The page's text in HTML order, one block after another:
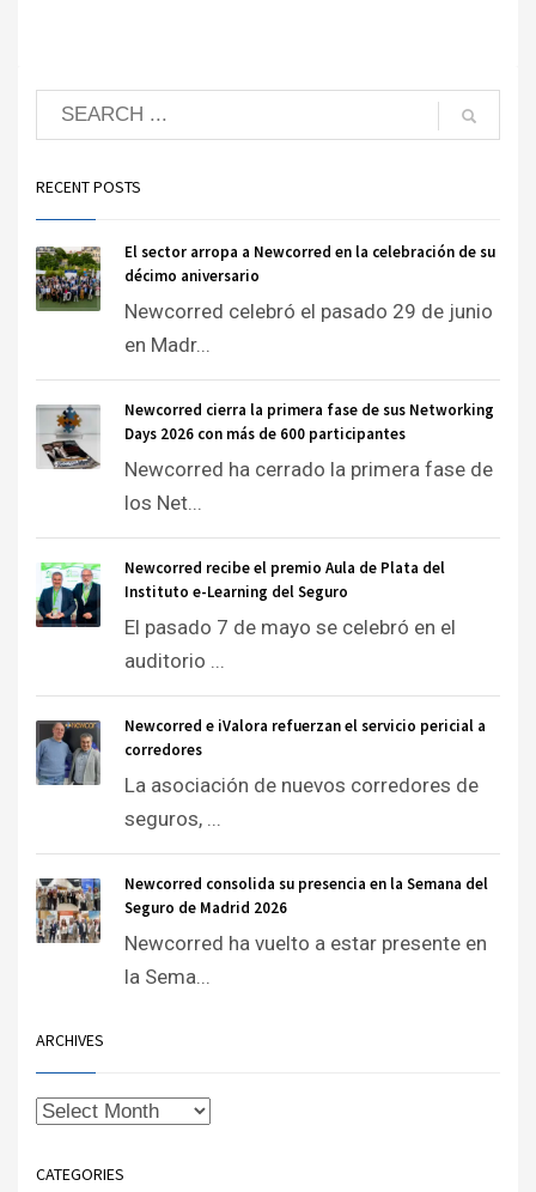
RECENT POSTS
El sector arropa a Newcorred en la celebración de su
décimo aniversario
Newcorred celebró el pasado 29 de junio
en Madr...
Newcorred cierra la primera fase de sus Networking
Days 2026 con más de 600 participantes
Newcorred ha cerrado la primera fase de
los Net...
Newcorred recibe el premio Aula de Plata del
Instituto e-Learning del Seguro
El pasado 7 de mayo se celebró en el
auditorio ...
Newcorred e iValora refuerzan el servicio pericial a
corredores
La asociación de nuevos corredores de
seguros, ...
Newcorred consolida su presencia en la Semana del
Seguro de Madrid 2026
Newcorred ha vuelto a estar presente en
la Sema...
ARCHIVES
CATEGORIES